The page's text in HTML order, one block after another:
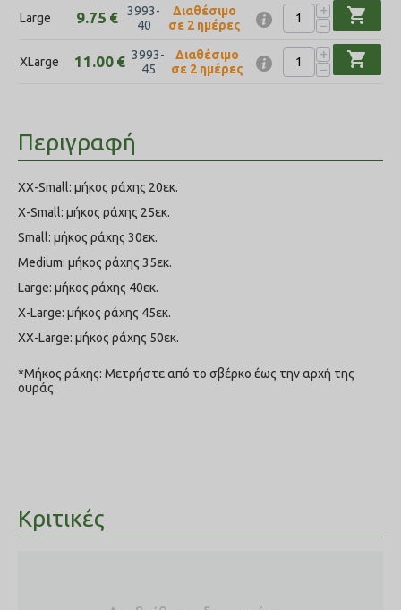
Large 9.75 €
3993-
40
Διαθέσιμο
σε 2 ημέρες
+
−
shopping_cart
XLarge 11.00 € 3993-
45
Διαθέσιμο
σε 2 ημέρες
+
−
shopping_cart
Περιγραφή
XX-Small: μήκος ράχης 20εκ.
X-Small: μήκος ράχης 25εκ.
Small: μήκος ράχης 30εκ.
Medium: μήκος ράχης 35εκ.
Large: μήκος ράχης 40εκ.
X-Large: μήκος ράχης 45εκ.
XX-Large: μήκος ράχης 50εκ.
*Μήκος ράχης: Μετρήστε από το σβέρκο έως την αρχή της
ουράς
Κριτικές